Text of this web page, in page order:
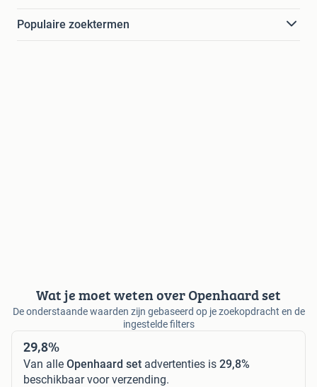
Populaire zoektermen
Wat je moet weten over Openhaard set
De onderstaande waarden zijn gebaseerd op je zoekopdracht en de
ingestelde filters
29,8%
Van alle Openhaard set advertenties is 29,8%
beschikbaar voor verzending.